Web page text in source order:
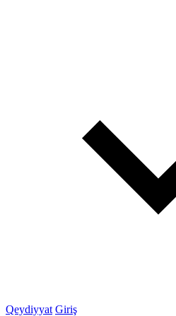
Qeydiyyat Giriş